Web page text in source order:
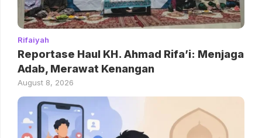
Rifaiyah
Reportase Haul KH. Ahmad Rifa’i: Menjaga
Adab, Merawat Kenangan
August 8, 2026